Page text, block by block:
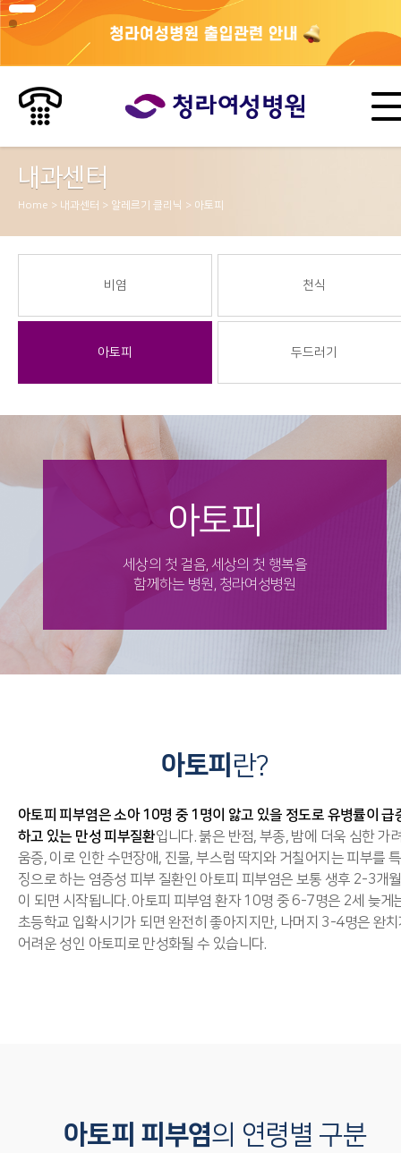
내과센터
Home > 내과센터 > 알레르기 클리닉 > 아토피
비염 천식
아토피 두드러기
아토피
세상의 첫 걸음, 세상의 첫 행복을
함께하는 병원, 청라여성병원
아토피 란?
아토피 피부염은 소아 10명 중 1명이 앓고 있을 정도로 유병률이 급
하고 있는 만성 피부질환입니다. 붉은 반점, 부종, 밤에 더욱 심한 가
움증, 이로 인한 수면장애, 진물, 부스럼 딱지와 거칠어지는 피부를 특
징으로 하는 염증성 피부 질환인 아토피 피부염은 보통 생후 2-3개월
이 되면 시작됩니다. 아토피 피부염 환자 10명 중 6-7명은 2세 늦게
초등학교 입확시기가 되면 완전히 좋아지지만, 나머지 3-4명은 완
어려운 성인 아토피로 만성화될 수 있습니다.
아토피 피부염의 연령별 구분